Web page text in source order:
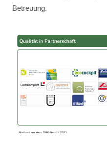
Betreuung.